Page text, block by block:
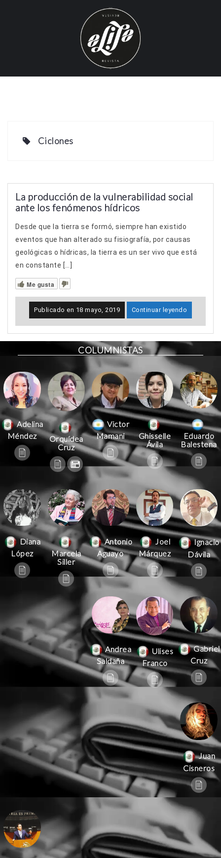
Ciclones
La producción de la vulnerabilidad social
ante los fenómenos hídricos
Desde que la tierra se formó, siempre han existido
eventos que han alterado su fisiografía, por causas
geológicas o hídricas, la tierra es un ser vivo que está
en constante […]
Me gusta
Publicado en 18 mayo, 2019 Continuar leyendo
COLUMNISTAS
Adelina
Méndez
Orquídea
Cruz
Victor
Mamani
Ghisselle
Ávila
Eduardo
Balestena
Diana
López
Marcela
Siller
Antonio
Aguayo
Joel
Márquez
Ignacio
Dávila
Andrea
Saldaña
Ulises
Franco
Gabriel
Cruz
Juan
Cisneros